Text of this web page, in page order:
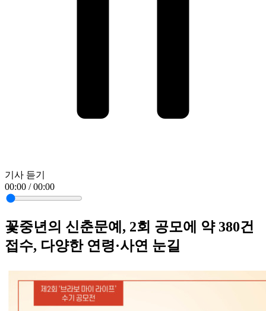
기사 듣기
00:00 / 00:00
꽃중년의 신춘문예, 2회 공모에 약 380건
접수, 다양한 연령·사연 눈길